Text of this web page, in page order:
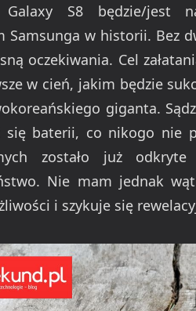
Galaxy S8 będzie/jest
Samsunga w historii. Bez
oczekiwania. Cel
w cień, jakim będzie
giganta.
się baterii, co nikogo nie
zostało już
Nie mam jednak
i szykuje się